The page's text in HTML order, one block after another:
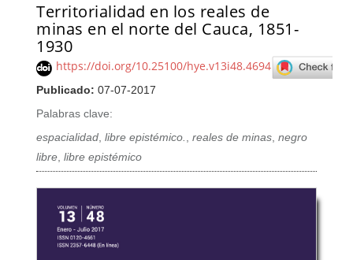
Territorialidad en los reales de
minas en el norte del Cauca, 1851-
1930
https://doi.org/10.25100/hye.v13i48.4694
Publicado: 07-07-2017
Palabras clave:
espacialidad,libre epistémico.,reales de minas,negro
libre,libre epistémico
Barra lateral del artículo